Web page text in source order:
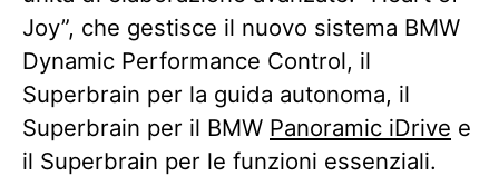
Joy”, che gestisce il nuovo sistema BMW
Dynamic Performance Control, il
Superbrain per la guida autonoma, il
Superbrain per il BMW Panoramic iDrive e
il Superbrain per le funzioni essenziali.